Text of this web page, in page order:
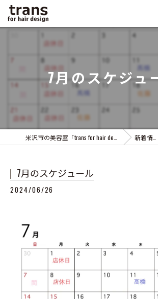
7月のスケジュ
新着情報
7月のスケジュール
2024/06/26